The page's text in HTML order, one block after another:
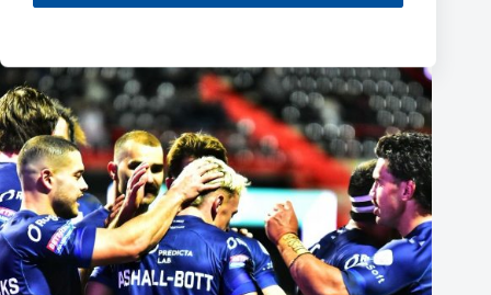
5 mars 2025